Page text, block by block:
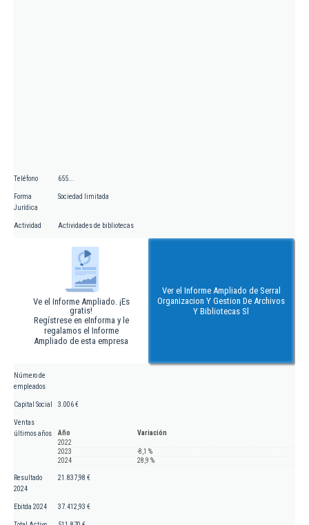
Teléfono 655...
Forma
Jurídica
Sociedad limitada
Actividad Actividades de bibliotecas
Ve el Informe Ampliado. ¡Es
gratis!
Regístrese en eInforma y le
regalamos el Informe
Ampliado de esta empresa
Ver el Informe Ampliado de Serral
Organizacion Y Gestion De Archivos
Y Bibliotecas Sl
Número de
empleados
Capital Social 3.006 €
Ventas
últimos años
Año
Variación
2022
2023
-8,1 %
2024
28,9 %
Resultado
2024
21.837,98 €
Ebitda 2024 37.412,93 €